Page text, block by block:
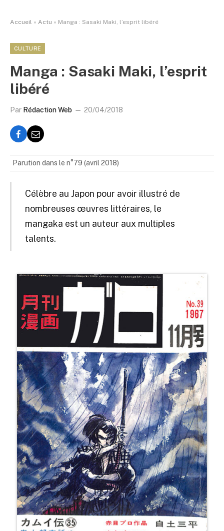
Accueil » Actu » Manga : Sasaki Maki, l’esprit libéré
CULTURE
Manga : Sasaki Maki, l’esprit
libéré
Par Rédaction Web 20/04/2018
Parution dans le n°79 (avril 2018)
Célèbre au Japon pour avoir illustré de
nombreuses œuvres littéraires, le
mangaka est un auteur aux multiples
talents.